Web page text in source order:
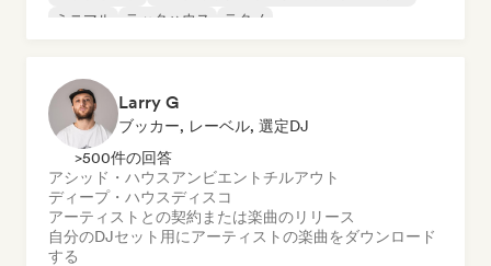
ミニマル
テックハウス テクノ
Larry G
ブッカー, レーベル, 選定DJ
>500件の回答
アシッド・ハウスアンビエント チルアウト
ディープ・ハウスディスコ
アーティストとの契約または楽曲のリリース
自分のDJセット用にアーティストの楽曲をダウンロード
する